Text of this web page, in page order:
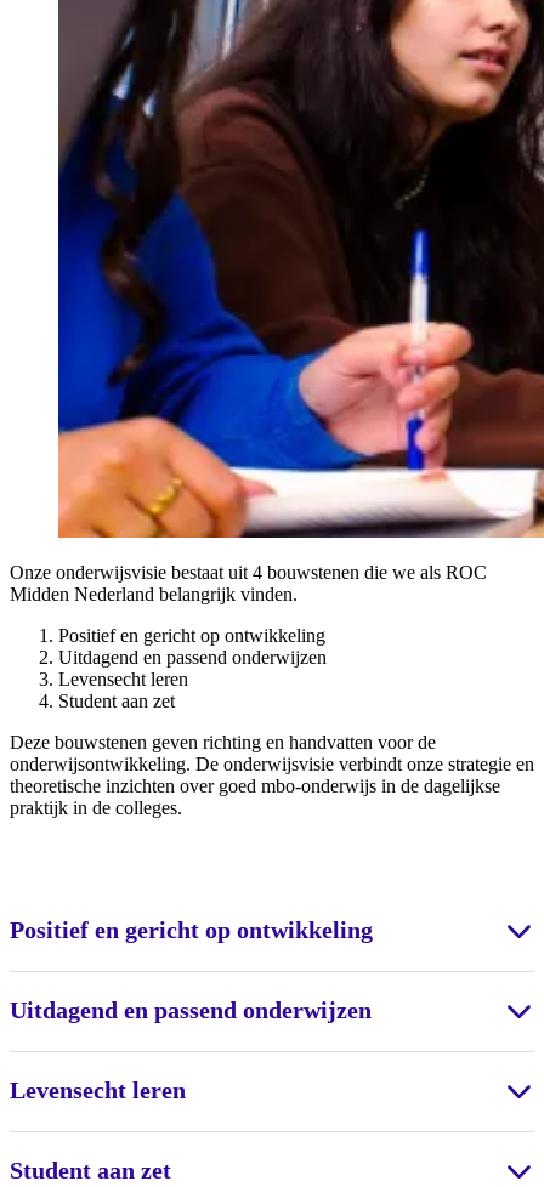
Onze onderwijsvisie bestaat uit 4 bouwstenen die we als ROC
Midden Nederland belangrijk vinden.
Positief en gericht op ontwikkeling
Uitdagend en passend onderwijzen
Levensecht leren
Student aan zet
Deze bouwstenen geven richting en handvatten voor de
onderwijsontwikkeling. De onderwijsvisie verbindt onze strategie en
theoretische inzichten over goed mbo-onderwijs in de dagelijkse
praktijk in de colleges.
Positief en gericht op ontwikkeling
Uitdagend en passend onderwijzen
Levensecht leren
Student aan zet